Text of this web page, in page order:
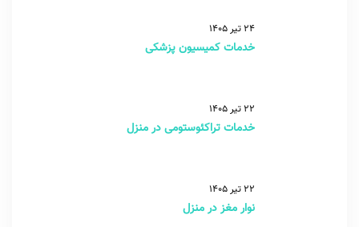
24 تیر 1405
خدمات کمیسیون پزشکی
22 تیر 1405
خدمات تراکئوستومی در منزل
22 تیر 1405
نوار مغز در منزل